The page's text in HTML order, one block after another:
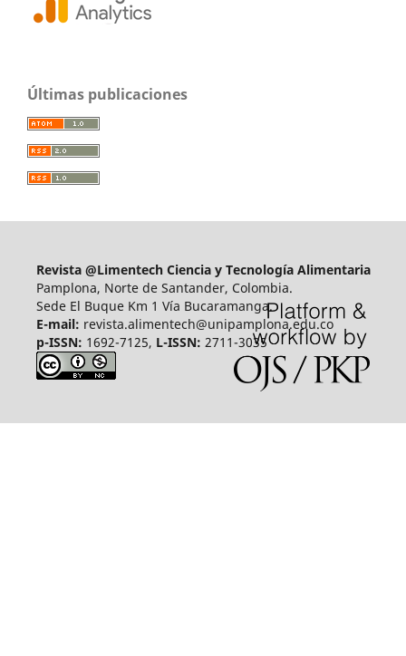
Últimas publicaciones
Revista @Limentech Ciencia y Tecnología Alimentaria
Pamplona, Norte de Santander, Colombia.
Sede El Buque Km 1 Vía Bucaramanga.
E-mail: revista.alimentech@unipamplona.edu.co
p-ISSN: 1692-7125, L-ISSN: 2711-3035